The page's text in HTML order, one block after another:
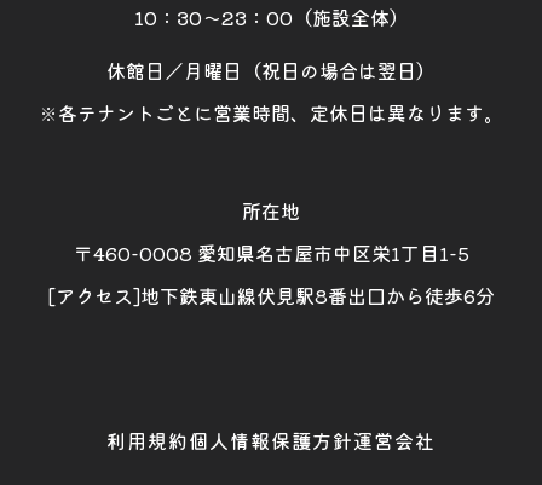
10：30～23：00（施設全体）
休館日／月曜日（祝日の場合は翌日）
※各テナントごとに営業時間、定休日は異なります。
所在地
〒460-0008 愛知県名古屋市中区栄1丁目1-5
[アクセス]地下鉄東山線伏見駅8番出口から徒歩6分
利用規約個人情報保護方針運営会社